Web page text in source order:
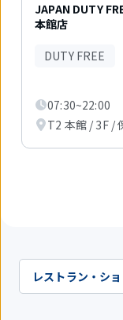
JAPAN DUTY
本館店
DUTY FREE
07:30~22:00
T2 本館 / 3F /
レストラン・シ